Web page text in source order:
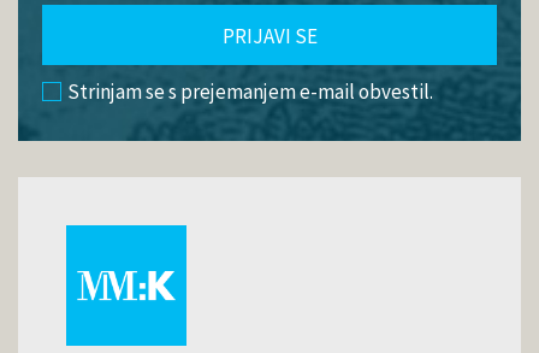
PRIJAVI SE
Strinjam se s prejemanjem e-mail obvestil.